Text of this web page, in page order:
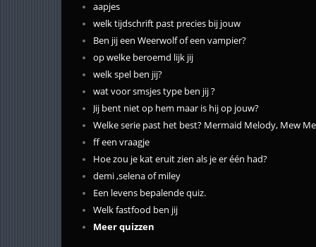
aapjes
welk tijdschrift past precies bij jouw
Ben jij een Weerwolf of een vampier?
op welke beroemd lijk jij
welk spel ben jij?
wat voor smsjes type ben jij ?
Jij bent niet op hem maar is hij op jouw?
Welke serie past het best? Mermaid Melody, Mew
ff een vraagje
Hoe zou je kat eruit zien als je er één had?
demi ,selena of miley
Een levens bepalende quiz.
Welk fastfood ben jij
Meer quizzen